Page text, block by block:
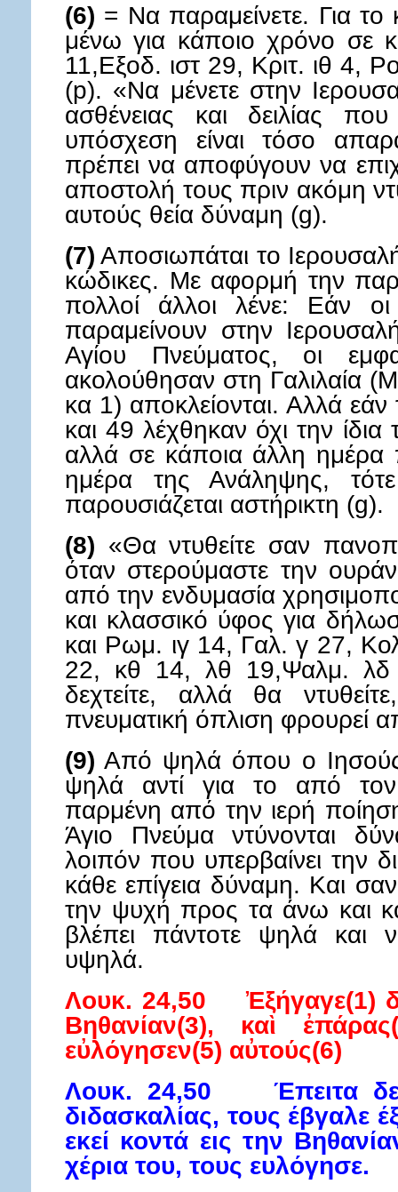
(6) = Να παραμείνετε. Για το
μένω για κάποιο χρόνο σε
11,Εξοδ. ιστ 29, Κριτ. ιθ 4,
(p). «Να μένετε στην
ασθένειας και δειλίας
υπόσχεση είναι τόσο
πρέπει να αποφύγουν να
αποστολή τους πριν ακόμη
αυτούς θεία δύναμη (g).
(7) Αποσιωπάται το
κώδικες. Με αφορμή την
πολλοί άλλοι λένε: Εάν
παραμείνουν στην
Αγίου Πνεύματος, οι
ακολούθησαν στη Γαλιλαία
κα 1) αποκλείονται. Αλλά
και 49 λέχθηκαν όχι την
αλλά σε κάποια άλλη ημέρα
ημέρα της Ανάληψης,
παρουσιάζεται αστήρικτη (g).
(8) «Θα ντυθείτε σαν
όταν στερούμαστε την
από την ενδυμασία
και κλασσικό ύφος για
και Ρωμ. ιγ 14, Γαλ. γ 27,
22, κθ 14, λθ 19,Ψαλμ. λδ
δεχτείτε, αλλά θα
πνευματική όπλιση φρουρεί
(9) Από ψηλά όπου ο
ψηλά αντί για το από
παρμένη από την ιερή
Άγιο Πνεύμα ντύνονται
λοιπόν που υπερβαίνει την
κάθε επίγεια δύναμη. Και
την ψυχή προς τα άνω και
βλέπει πάντοτε ψηλά και
υψηλά.
Λουκ. 24,50 Ἐξήγαγε(1)
Βηθανίαν(3), καὶ
εὐλόγησεν(5) αὐτούς(6)
Λουκ. 24,50 Έπειτα δε
διδασκαλίας, τους έβγαλε
εκεί κοντά εις την
χέρια του, τους ευλόγησε.